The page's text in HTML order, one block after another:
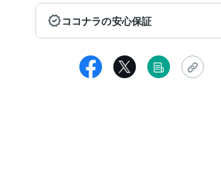
ココナラの安心保証